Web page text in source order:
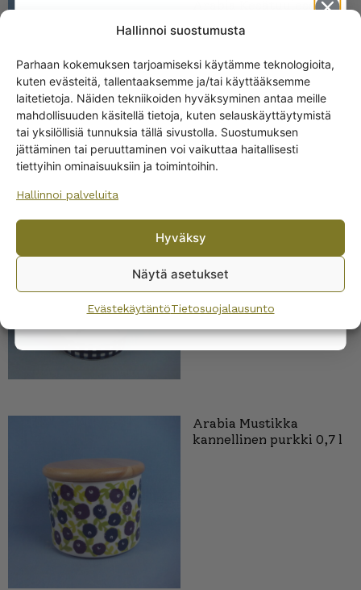
Hallinnoi suostumusta
Parhaan kokemuksen tarjoamiseksi käytämme teknologioita,
kuten evästeitä, tallentaaksemme ja/tai käyttääksemme
laitetietoja. Näiden tekniikoiden hyväksyminen antaa meille
mahdollisuuden käsitellä tietoja, kuten selauskäyttäytymistä
tai yksilöllisiä tunnuksia tällä sivustolla. Suostumuksen
jättäminen tai peruuttaminen voi vaikuttaa haitallisesti
tiettyihin ominaisuuksiin ja toimintoihin.
Hallinnoi palveluita
Hyväksy
Näytä asetukset
EvästekäytäntöTietosuojalausunto
Arabia Kesätuulessa
35,00€
Arabia Mustikka
kannellinen purkki 0,7 l
Get -5%
off?
Yes! I want the discount
By subscribing to the newsletter, you consent to receiving messages from
privacy policy.